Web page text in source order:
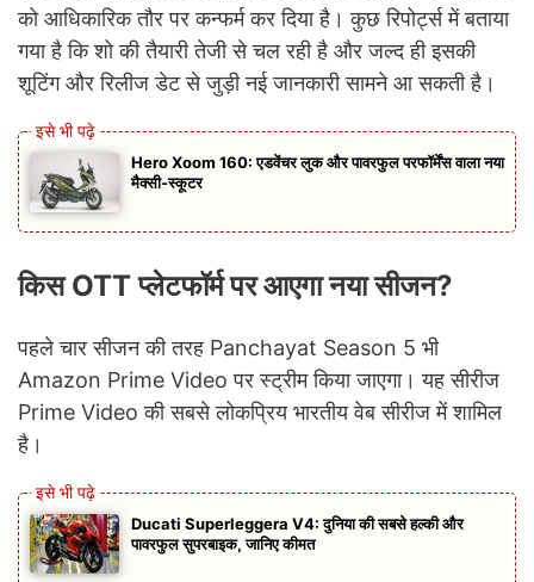
को आधिकारिक तौर पर कन्फर्म कर दिया है। कुछ रिपोर्ट्स में बताया
गया है कि शो की तैयारी तेजी से चल रही है और जल्द ही इसकी
शूटिंग और रिलीज डेट से जुड़ी नई जानकारी सामने आ सकती है।
Hero Xoom 160: एडवेंचर लुक और पावरफुल परफॉर्मेंस वाला नया
मैक्सी-स्कूटर
किस OTT प्लेटफॉर्म पर आएगा नया सीजन?
पहले चार सीजन की तरह Panchayat Season 5 भी
Amazon Prime Video पर स्ट्रीम किया जाएगा। यह सीरीज
Prime Video की सबसे लोकप्रिय भारतीय वेब सीरीज में शामिल
है।
Ducati Superleggera V4: दुनिया की सबसे हल्की और
पावरफुल सुपरबाइक, जानिए कीमत